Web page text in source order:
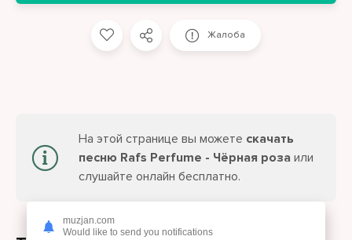
Жалоба
На этой странице вы можете скачать
песню Rafs Perfume - Чёрная роза или
слушайте онлайн бесплатно.
muzjan.com
Would like to send you notifications